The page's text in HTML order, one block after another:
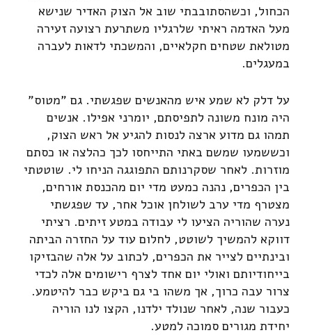
הכחול, וכשהסתובבתי שוב אל הצוק האדיר שנישא
מעל האדמה ראיתי שלרגליו משתרעת רצועה זעירה
מטולאת שטחים חקלאיים, והמשכתי לדאות לעברה
במעגלים.
על דלק לא שמע איש מהאנשים שפגשתי. גם "מטוס"
היה מונח משונה לתפיסתם, יומרני אפילו. אנשים
תמהו גם מדוע ארצה לנסות להגיע אל ראש הצוק,
וכששמעו שמשם באתי התייחסו לכך כהלצה או כסתם
מוזרות. לאחר שסקרנותם התפוגגה הניחו לי. שוטטתי
בין הכפרים, נהנה כמעט מדי יום מהכנסת אורחים,
מצטרף מדי ערב לשולחן אוכל אחר, עד שפגשתי
נערה שהוריה הציעו לי עבודה במטע זיתים. רציתי
דווקא להמשיך לשוטט, לחלום עוד על החזרה הביתה
ובינתיים לצייר את הכפרים, לכתוב על אלה שהבזיקו
בייחודיותם ואולי יום אחד לצרף רישומים אלה לכדי
צרור עבה כרוך, אך משהו בי גם ביקש כבר להיטמע.
כעבור שנה, לאחר שנולד ילדנו, הקצו לנו הוריה
יחידת מגורים סמוכה למטע.